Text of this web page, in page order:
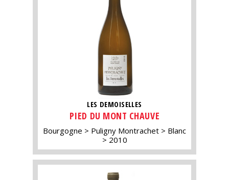
LES DEMOISELLES
PIED DU MONT CHAUVE
Bourgogne Puligny Montrachet
Blanc
2010